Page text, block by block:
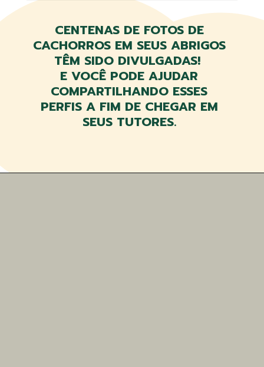
CENTENAS DE FOTOS DE
CACHORROS EM SEUS ABRIGOS
TÊM SIDO DIVULGADAS!
E VOCÊ PODE AJUDAR
COMPARTILHANDO ESSES
PERFIS A FIM DE CHEGAR EM
SEUS TUTORES.